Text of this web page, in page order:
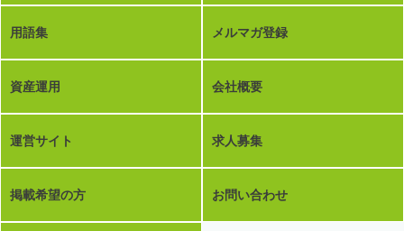
用語集 メルマガ登録
資産運用 会社概要
運営サイト 求人募集
掲載希望の方 お問い合わせ